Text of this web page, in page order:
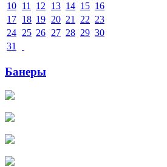
10 11 12 13 14 15 16
17 18 19 20 21 22 23
24 25 26 27 28 29 30
31
Банеры